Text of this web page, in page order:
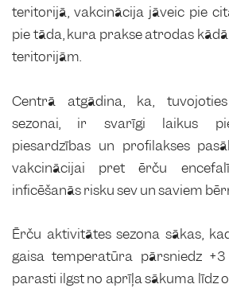
teritorijā, vakcinācija jāveic pie
pie tāda, kura prakse atrodas
teritorijām.
Centrā atgādina, ka,
sezonai, ir svarīgi laikus
piesardzības un profilakses
vakcinācijai pret ērču
inficēšanās risku sev un saviem
Ērču aktivitātes sezona sākas,
gaisa temperatūra pārsniedz
parasti ilgst no aprīļa sākuma līdz